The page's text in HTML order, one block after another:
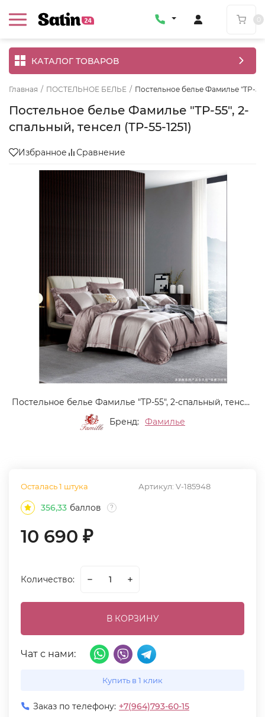
КАТАЛОГ ТОВАРОВ
Главная / ПОСТЕЛЬНОЕ БЕЛЬЕ / Постельное белье Фамилье "TP-
Постельное белье Фамилье "TP-55", 2-
спальный, тенсел (TP-55-1251)
Избранное Сравнение
Постельное белье Фамилье "TP-55", 2-спальный, тенсел (TP-55-1251)
Бренд:
Фамилье
Артикул: V-185948
Осталась 1 штука
356,33 баллов ?
10 690 ₽
Количество:
В КОРЗИНУ
Чат с нами:
Купить в 1 клик
Заказ по телефону: +7(964)793-60-15